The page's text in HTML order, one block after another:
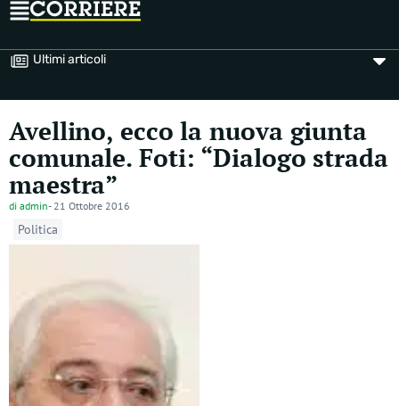
Ultimi articoli
Avellino, ecco la nuova giunta
comunale. Foti: “Dialogo strada
maestra”
di admin- 21 Ottobre 2016
Politica